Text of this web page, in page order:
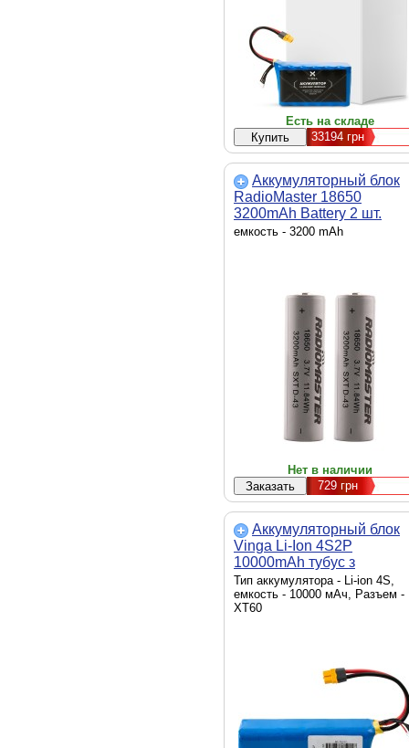
Есть на складе
33194грн
Аккумуляторный блок
RadioMaster 18650
3200mAh Battery 2 шт.
(HP0157.18650-3200)
емкость - 3200 mAh
Нет в наличии
729грн
Аккумуляторный блок
Vinga Li-Ion 4S2Р
10000mAh тубус з
балансувальним кабелем
(JHY Li-Ion 21700
(4S2P10000BMS JHY)
Тип аккумулятора - Li-ion 4S,
емкость - 10000 мАч, Разъем -
XT60